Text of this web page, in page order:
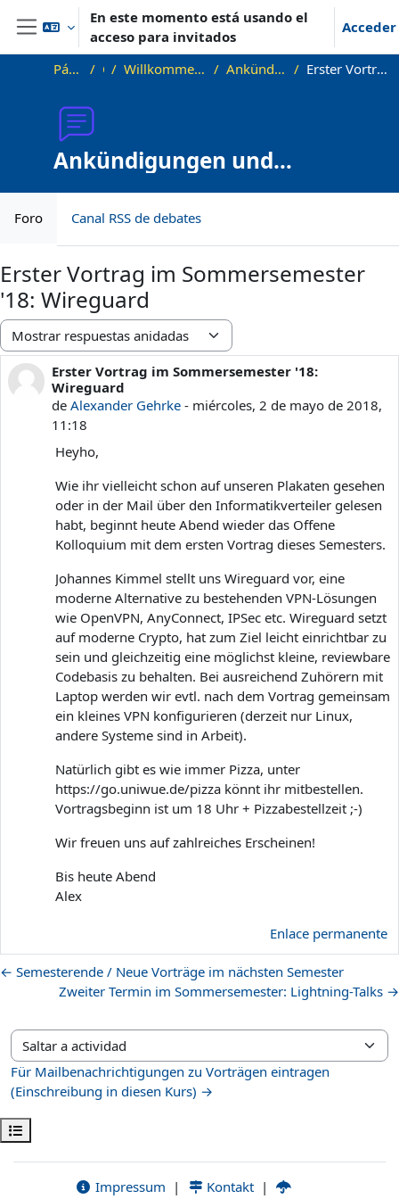
Salta al contenido principal
Panel lateral
En este momento está usando el
acceso para invitados
Acceder
Abrir índice del curso
Página Principal OKInf Willkommen beim Offenen Informatikkolloquium! Ankündigungen und Vortragstermine Erster Vortrag im Sommersemester '18: Wireguard
Ankündigungen und
Vortragstermine
Foro Canal RSS de debates
Erster Vortrag im Sommersemester
'18: Wireguard
Mostrar modo
Erster Vortrag im Sommersemester '18:
Wireguard
deAlexander Gehrke - miércoles, 2 de mayo de 2018,
11:18
Número de respuestas: 0
Heyho,
Wie ihr vielleicht schon auf unseren Plakaten gesehen
oder in der Mail über den Informatikverteiler gelesen
habt, beginnt heute Abend wieder das Offene
Kolloquium mit dem ersten Vortrag dieses Semesters.
Johannes Kimmel stellt uns Wireguard vor, eine
moderne Alternative zu bestehenden VPN-Lösungen
wie OpenVPN, AnyConnect, IPSec etc. Wireguard setzt
auf moderne Crypto, hat zum Ziel leicht einrichtbar zu
sein und gleichzeitig eine möglichst kleine, reviewbare
Codebasis zu behalten. Bei ausreichend Zuhörern mit
Laptop werden wir evtl. nach dem Vortrag gemeinsam
ein kleines VPN konfigurieren (derzeit nur Linux,
andere Systeme sind in Arbeit).
Natürlich gibt es wie immer Pizza, unter
https://go.uniwue.de/pizza könnt ihr mitbestellen.
Vortragsbeginn ist um 18 Uhr + Pizzabestellzeit ;-)
Wir freuen uns auf zahlreiches Erscheinen!
Bis heute Abend
Alex
Enlace permanente
← Semesterende / Neue Vorträge im nächsten Semester
Zweiter Termin im Sommersemester: Lightning-Talks →
Saltar a actividad
Für Mailbenachrichtigungen zu Vorträgen eintragen
(Einschreibung in diesen Kurs) →
Impressum | Kontakt |